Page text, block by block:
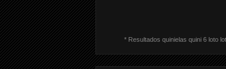
* Resultados quinielas quini 6 loto